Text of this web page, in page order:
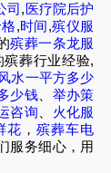
司,医疗院后护
,时间,殡仪服
殡葬一条龙服
殡葬行业经验,
水一平方多少
少钱
举办策
咨询
火化服
花 ， 殡葬车电
服务细心，用